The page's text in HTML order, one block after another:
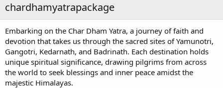
chardhamyatrapackage
Embarking on the Char Dham Yatra, a journey of faith and
devotion that takes us through the sacred sites of Yamunotri,
Gangotri, Kedarnath, and Badrinath. Each destination holds
unique spiritual significance, drawing pilgrims from across
the world to seek blessings and inner peace amidst the
majestic Himalayas.